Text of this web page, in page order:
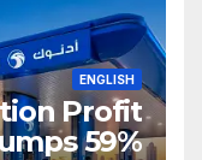
ENGLISH
Profit
59%